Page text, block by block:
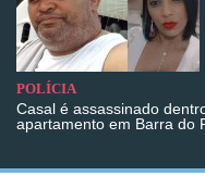
POLÍCIA
Casal é assassinado
apartamento em Barra do